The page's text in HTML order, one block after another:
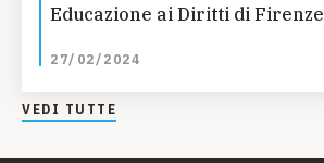
Educazione ai Diritti di Firenze
27/02/2024
VEDI TUTTE